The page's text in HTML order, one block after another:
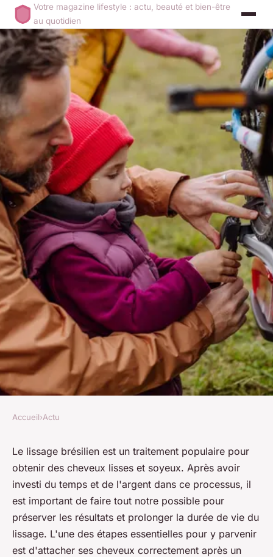
Votre magazine lifestyle : actu, beauté et bien-être
au quotidien
Quelle est la meilleure façon
d'attacher ses cheveux après
un lissage brésilien pour
obtenir des résultats optimaux
?
Accueil›Actu
Le lissage brésilien est un traitement populaire pour
obtenir des cheveux lisses et soyeux. Après avoir
investi du temps et de l'argent dans ce processus, il
est important de faire tout notre possible pour
préserver les résultats et prolonger la durée de vie du
lissage. L'une des étapes essentielles pour y parvenir
est d'attacher ses cheveux correctement après un